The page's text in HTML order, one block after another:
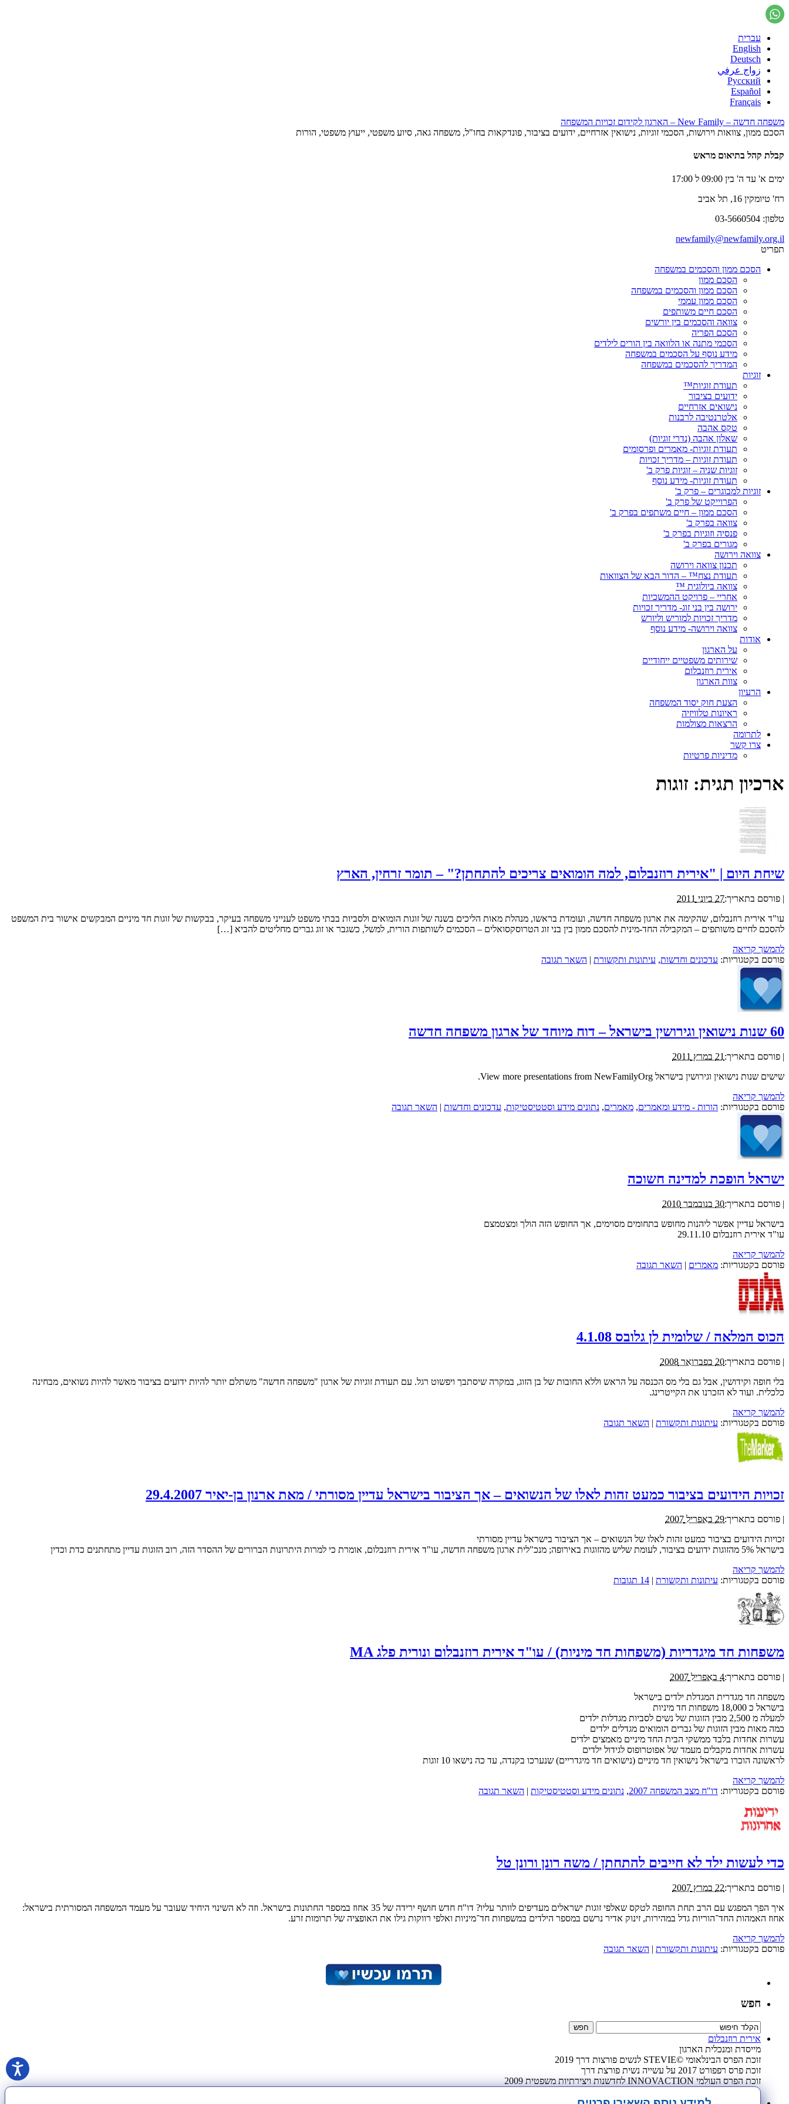
עברית
English
Deutsch
زواج عرفي
Русский
Español
Français
משפחה חדשה – New Family – הארגון לקידום זכויות המשפחה
הסכם ממון, צוואות וירושות, הסכמי זוגיות, נישואין אזרחיים, ידועים בציבור, פונדקאות בחו"ל, משפחה גאה, סיוע משפטי, ייעוץ משפטי, הורות
קבלת קהל בתיאום מראש
ימים א' עד ה' בין 09:00 ל 17:00
רח' טיומקין 16, תל אביב
טלפון: 03-5660504
newfamily@newfamily.org.il
תפריט
הסכם ממון והסכמים במשפחה
הסכם ממון
הסכם ממון והסכמים במשפחה
הסכם ממון עממי
הסכם חיים משותפים
צוואה והסכמים בין יורשים
הסכם הפריה
הסכמי מתנה או הלוואה בין הורים לילדים
מידע נוסף על הסכמים במשפחה
המדריך להסכמים במשפחה
זוגיות
תעודת זוגיות™
ידועים בציבור
נישואים אזרחיים
אלטרנטיבה לרבנות
טקס אהבה
שאלון אהבה (נדרי זוגיות)
תעודת זוגיות- מאמרים ופרסומים
תעודת זוגיות – מדריך זכויות
זוגיות שניה – זוגיות פרק ב'
תעודת זוגיות- מידע נוסף
זוגיות למבוגרים – פרק ב'
הפרוייקט של פרק ב'
הסכם ממון – חיים משתפים בפרק ב'
צוואה בפרק ב'
פנסיה וזוגיות בפרק ב'
מגורים בפרק ב'
צוואה וירושה
תכנון צוואה וירושה
תעודת נצח™ – הדור הבא של הצוואות
צוואה ביולוגית ™
אחריי – פרויקט ההמשכיות
ירושה בין בני זוג- מדריך זכויות
מדריך זכויות למוריש וליורש
צוואה וירושה- מידע נוסף
אודות
על הארגון
שירותים משפטיים ייחודיים
אירית רוזנבלום
צוות הארגון
הרעיון
הצעת חוק יסוד המשפחה
ראיונות טלוויזיה
הרצאות מצולמות
לתרומה
צרו קשר
מדיניות פרטיות
ארכיון תגית: זוגות
שיחת היום | "אירית רוזנבלום, למה הומואים צריכים להתחתן?" – תומר זרחין, הארץ
| פורסם בתאריך:27 ביוני 2011
עו"ד אירית רוזנבלום, שהקימה את ארגון משפחה חדשה, ועומדת בראשו, מנהלת מאות הליכים בשנה של זוגות הומואים ולסביות בבתי משפט לענייני משפחה בעיקר, בבקשות של זוגות חד מיניים המבקשים אישור בית המשפט
להסכם לחיים משותפים – המקבילה החד-מינית להסכם ממון בין בני זוג הטרוסקסואלים – הסכמים לשותפות הורית, למשל, כשגבר או זוג גברים מחליטים להביא […]
להמשך קריאה
פורסם בקטגוריות: עדכונים וחדשות, עיתונות ותקשורת | השאר תגובה
60 שנות נישואין וגירושין בישראל – דוח מיוחד של ארגון משפחה חדשה
| פורסם בתאריך: 21 במרץ 2011
שישים שנות נישואין וגירושין בישראל View more presentations from NewFamilyOrg.
להמשך קריאה
פורסם בקטגוריות: הורות - מידע ומאמרים, מאמרים, נתונים מידע וסטטיסטיקות, עדכונים וחדשות | השאר תגובה
ישראל הופכת למדינה חשוכה
| פורסם בתאריך:30 בנובמבר 2010
בישראל עדיין אפשר ליהנות מחופש בתחומים מסוימים, אך החופש הזה הולך ומצטמצם
עו"ד אירית רוזנבלום 29.11.10
להמשך קריאה
פורסם בקטגוריות: מאמרים | השאר תגובה
הכוס המלאה / שלומית לן גלובס 4.1.08
| פורסם בתאריך:20 בפברואר 2008
בלי חופה וקידושין, אבל גם בלי מס הכנסה על הראש וללא החובות של בן הזוג, במקרה שיסתבך ויפשוט רגל. עם תעודת זוגיות של ארגון "משפחה חדשה" משתלם יותר להיות ידועים בציבור מאשר להיות נשואים, מבחינה
כלכלית. ועוד לא הזכרנו את הקייטרינג.
להמשך קריאה
פורסם בקטגוריות: עיתונות ותקשורת | השאר תגובה
זכויות הידועים בציבור כמעט זהות לאלו של הנשואים – אך הציבור בישראל עדיין מסורתי / מאת ארנון בן-יאיר 29.4.2007
פורסם בתאריך:29 באפריל 2007
זכויות הידועים בציבור כמעט זהות לאלו של הנשואים – אך הציבור בישראל עדיין מסורתי
בישראל 5% מהזוגות ידועים בציבור, לעומת שליש מהזוגות באירופה; מנכ"לית ארגון משפחה חדשה, עו"ד אירית רוזנבלום, אומרת כי למרות היתרונות הברורים של ההסדר הזה, רוב הזוגות עדיין מתחתנים כדת וכדין
להמשך קריאה
פורסם בקטגוריות: עיתונות ותקשורת 14 תגובות
משפחות חד מיגדריות (משפחות חד מיניות) / עו"ד אירית רוזנבלום ונורית פלג MA
| פורסם בתאריך:4 באפריל 2007
משפחה חד מגדרית המגדלת ילדים בישראל
בישראל כ 18,000 משפחות חד מיניות
למעלה מ 2,500 מבין הזוגות של נשים לסביות מגדלות ילדים
כמה מאות מבין הזוגות של גברים הומואים מגדלים ילדים
עשרות אחדות בלבד ממשקי הבית החד מיניים מאמצים ילדים
עשרות אחדות מקבלים מעמד של אפוטרופוס לגידול ילדים
לראשונה הוכרו בישראל נישואין חד מיניים (נישואים חד מיגדריים) שנערכו בקנדה, עד כה נישאו 10 זוגות
להמשך קריאה
פורסם בקטגוריות: דו"ח מצב המשפחה 2007 , נתונים מידע וסטטיסטיקות | השאר תגובה
כדי לעשות ילד לא חייבים להתחתן / משה רונן ורונן טל
| פורסם בתאריך:22 במרץ 2007
איך הפך המפגש עם הרב תחת החופה לטקס שאלפי זוגות ישראלים מעדיפים לוותר עליו? דו"ח חדש חושף ירידה של 35 אחוז במספר החתונות בישראל. וזה לא השינוי היחיד שעובר על מעמד המשפחה המסורתית בישראל:
אחוז האמהות החד־הוריות גדל במהירות, זינוק אדיר נרשם במספר הילדים במשפחות חד־מיניות ואלפי רווקות גילו את האופציה של תרומות זרע.
להמשך קריאה
פורסם בקטגוריות: עיתונות ותקשורת | השאר תגובה
חפש
אירית רוזנבלום
מייסדת ומנכלית הארגון
זוכת הפרס הבינלאומי ©STEVIE לנשים פורצות דרך 2019
זוכת פרס רפפורט 2017 על עשייה נשית פורצת דרך
זוכת הפרס העולמי INNOVACTION לחדשנות ויצירתיות משפטית 2009